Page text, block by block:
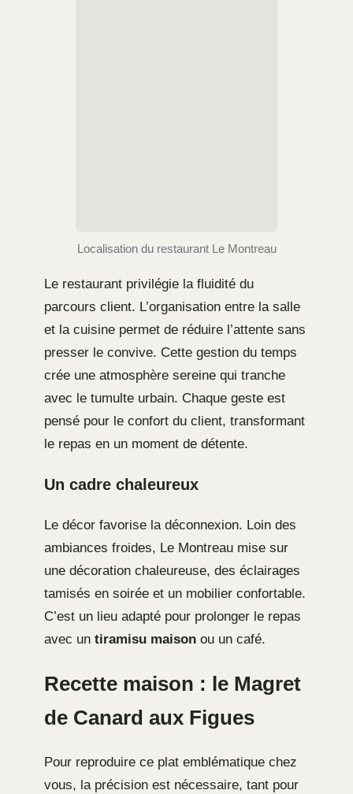
Localisation du restaurant Le Montreau
Le restaurant privilégie la fluidité du
parcours client. L’organisation entre la salle
et la cuisine permet de réduire l’attente sans
presser le convive. Cette gestion du temps
crée une atmosphère sereine qui tranche
avec le tumulte urbain. Chaque geste est
pensé pour le confort du client, transformant
le repas en un moment de détente.
Un cadre chaleureux
Le décor favorise la déconnexion. Loin des
ambiances froides, Le Montreau mise sur
une décoration chaleureuse, des éclairages
tamisés en soirée et un mobilier confortable.
C’est un lieu adapté pour prolonger le repas
avec un tiramisu maison ou un café.
Recette maison : le Magret
de Canard aux Figues
Pour reproduire ce plat emblématique chez
vous, la précision est nécessaire, tant pour